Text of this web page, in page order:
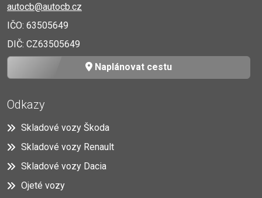
autocb@autocb.cz
IČO: 63505649
DIČ: CZ63505649
Naplánovat cestu
Odkazy
Skladové vozy Škoda
Skladové vozy Renault
Skladové vozy Dacia
Ojeté vozy